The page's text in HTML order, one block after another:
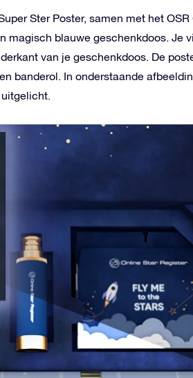
Ster Poster, samen met het
magisch blauwe geschenkdoos. Je
van je geschenkdoos. De
banderol. In onderstaande